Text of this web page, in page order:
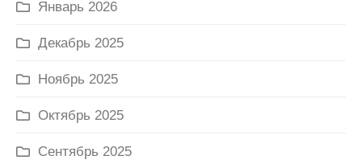
Январь 2026
Декабрь 2025
Ноябрь 2025
Октябрь 2025
Сентябрь 2025